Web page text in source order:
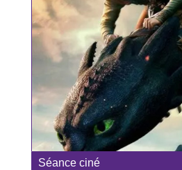
Séance ciné